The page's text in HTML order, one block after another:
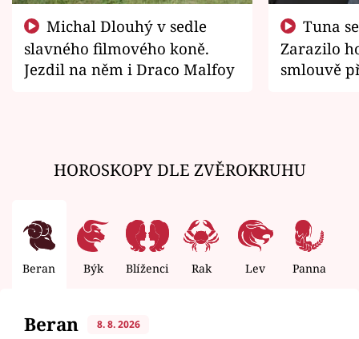
slavného filmového koně.
Jezdil na něm i Draco Malfoy
Zarazilo
smlouvě
HOROSKOPY DLE ZVĚROKRUHU
Beran Býk Blíženci Rak Lev Panna
Beran 8. 8. 2026